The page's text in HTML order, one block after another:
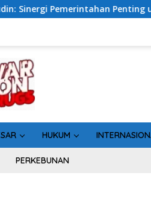
Penting untuk Perkuat
HUKUM
PERKEBUNAN